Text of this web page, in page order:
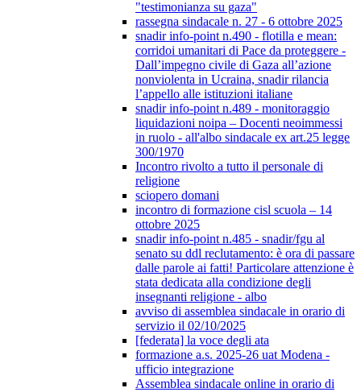
"testimonianza su gaza"
rassegna sindacale n. 27 - 6 ottobre 2025
snadir info-point n.490 - flotilla e mean:
corridoi umanitari di Pace da proteggere -
Dall’impegno civile di Gaza all’azione
nonviolenta in Ucraina, snadir rilancia
l’appello alle istituzioni italiane
snadir info-point n.489 - monitoraggio
liquidazioni noipa – Docenti neoimmessi
in ruolo - all'albo sindacale ex art.25 legge
300/1970
Incontro rivolto a tutto il personale di
religione
sciopero domani
incontro di formazione cisl scuola – 14
ottobre 2025
snadir info-point n.485 - snadir/fgu al
senato su ddl reclutamento: è ora di passare
dalle parole ai fatti! Particolare attenzione è
stata dedicata alla condizione degli
insegnanti religione - albo
avviso di assemblea sindacale in orario di
servizio il 02/10/2025
[federata] la voce degli ata
formazione a.s. 2025-26 uat Modena -
ufficio integrazione
Assemblea sindacale online in orario di